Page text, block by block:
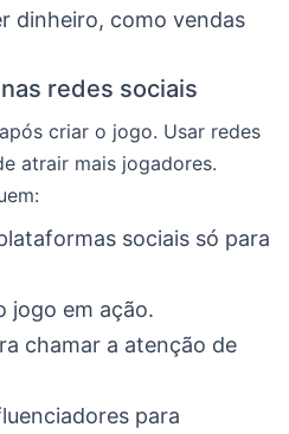
dinheiro, como vendas
redes sociais
criar o jogo. Usar redes
atrair mais jogadores.
sociais só para
jogo em ação.
chamar a atenção de
para